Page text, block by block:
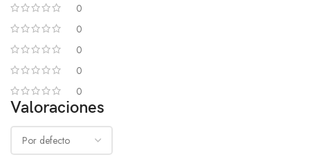
0
0
0
0
0
Valoraciones